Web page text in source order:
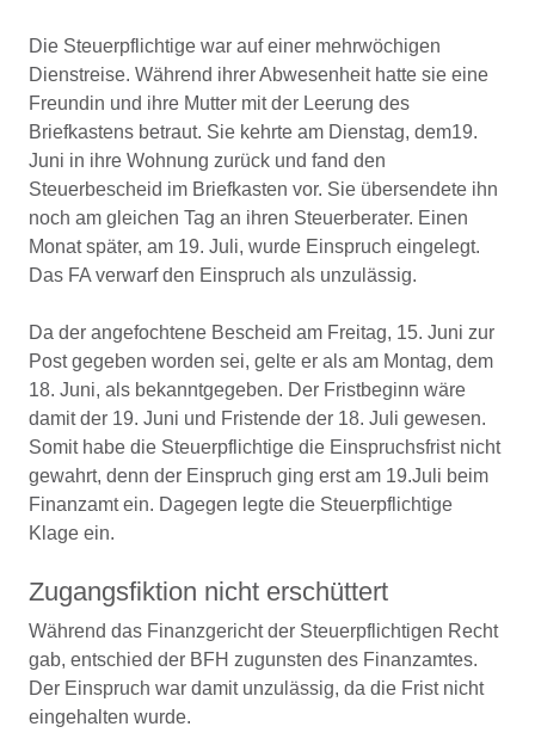
Die Steuerpflichtige war auf einer mehrwöchigen
Dienstreise. Während ihrer Abwesenheit hatte sie eine
Freundin und ihre Mutter mit der Leerung des
Briefkastens betraut. Sie kehrte am Dienstag, dem19.
Juni in ihre Wohnung zurück und fand den
Steuerbescheid im Briefkasten vor. Sie übersendete ihn
noch am gleichen Tag an ihren Steuerberater. Einen
Monat später, am 19. Juli, wurde Einspruch eingelegt.
Das FA verwarf den Einspruch als unzulässig.
Da der angefochtene Bescheid am Freitag, 15. Juni zur
Post gegeben worden sei, gelte er als am Montag, dem
18. Juni, als bekanntgegeben. Der Fristbeginn wäre
damit der 19. Juni und Fristende der 18. Juli gewesen.
Somit habe die Steuerpflichtige die Einspruchsfrist nicht
gewahrt, denn der Einspruch ging erst am 19.Juli beim
Finanzamt ein. Dagegen legte die Steuerpflichtige
Klage ein.
Zugangsfiktion nicht erschüttert
Während das Finanzgericht der Steuerpflichtigen Recht
gab, entschied der BFH zugunsten des Finanzamtes.
Der Einspruch war damit unzulässig, da die Frist nicht
eingehalten wurde.